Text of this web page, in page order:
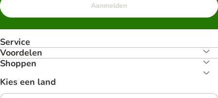
Aanmelden
Service
Voordelen
Shoppen
Kies een land